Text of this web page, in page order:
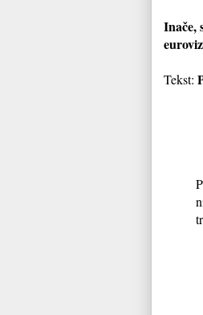
Inače,
Tekst: